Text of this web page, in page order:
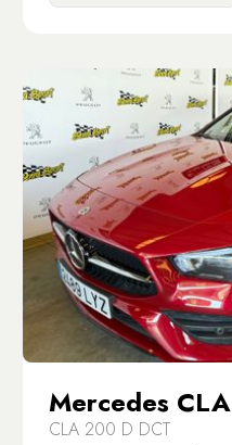
Mercedes CLA
CLA 200 D DCT